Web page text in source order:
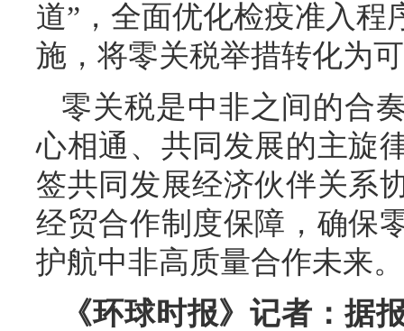
道”，全面优化检疫准入
施，将零关税举措转化为
零关税是中非之间的合
心相通、共同发展的主旋
签共同发展经济伙伴关系
经贸合作制度保障，确保
护航中非高质量合作未来。
《环球时报》记者：据